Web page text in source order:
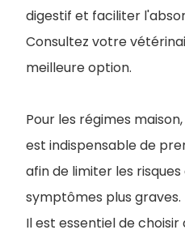
digestif et faciliter
Consultez votre
meilleure option.
Pour les régimes
est indispensable de
afin de limiter les
symptômes plus graves.
Il est essentiel de